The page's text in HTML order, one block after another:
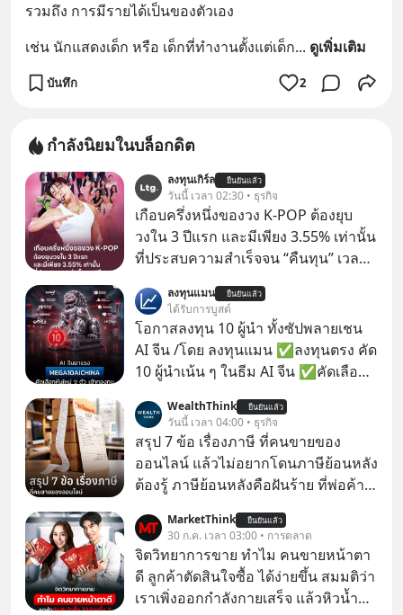
รวมถึง การมีรายได้เป็นของตัวเอง
เช่น นักแสดงเด็ก หรือ เด็กที่ทำงานตั้งแต่เด็ก... ดูเพิ่มเติม
บันทึก 2
กำลังนิยมในบล็อกดิต
ลงทุนเกิร์ล ยืนยันแล้ว
วันนี้ เวลา 02:30 • ธุรกิจ
เกือบครึ่งหนึ่งของวง K-POP ต้องยุบ
วงใน 3 ปีแรก และมีเพียง 3.55% เท่านั้น
ที่ประสบความสำเร็จจน “คืนทุน” เวลา
เห็นภาพความสำเร็จที่หรูหรา คอนเสิร์ต
สเกลใหญ่ระดับสเตเดียม และยอดขา
ยอัลบัมถล่มทลายจากวงตัวท็อปอย่าง
BTS, BLACKPINK หรือ SEVENTEEN
ลงทุนแมน ยืนยันแล้ว
ได้รับการบูสต์
โอกาสลงทุน 10 ผู้นำ ทั้งซัปพลายเชน
AI จีน /โดย ลงทุนแมน ✅ลงทุนตรง คัด
10 ผู้นำเน้น ๆ ในธีม AI จีน ✅คัดเลือก
เจ้าของผู้นำ AI จีน ตั้งแต่โรงงานผลิตชิป
หน่วยความจำ โมเดล AI ยันหุ่นยนต์
✅ได้การรับยกเว้นภาษี Capital Gain
ตามกฎหมายภาษีของประเทศไทย
WealthThink ยืนยันแล้ว
วันนี้ เวลา 04:00 • ธุรกิจ
สรุป 7 ข้อ เรื่องภาษี ที่คนขายของ
ออนไลน์ แล้วไม่อยากโดนภาษีย้อนหลัง
ต้องรู้ ภาษีย้อนหลังคือฝันร้าย ที่พ่อค้า
MarketThink ยืนยันแล้ว
30 ก.ค. เวลา 03:00 • การตลาด
จิตวิทยาการขาย ทำไม คนขายหน้าตา
ดี ลูกค้าตัดสินใจซื้อ ได้ง่ายขึ้น สมมติว่า
เราเพิ่งออกกำลังกายเสร็จ แล้วหิวน้ำ